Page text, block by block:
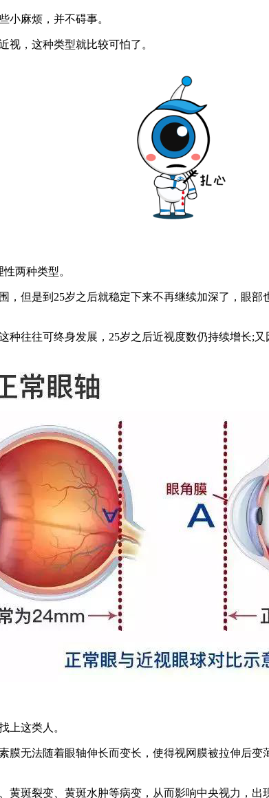
麻烦，并不碍事。
，这种类型就比较可怕了。
两种类型。
但是到25岁之后就稳定下来不再继续加深了，眼部
往可终身发展，25岁之后近视度数仍持续增长;又
这类人。
无法随着眼轴伸长而变长，使得视网膜被拉伸后变
裂变、黄斑水肿等病变，从而影响中央视力，出